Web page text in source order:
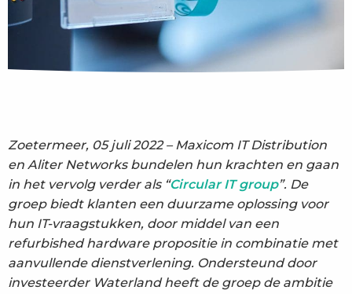
Zoetermeer, 05 juli 2022 – Maxicom IT Distribution
en Aliter Networks bundelen hun krachten en gaan
in het vervolg verder als “Circular IT group”. De
groep biedt klanten een duurzame oplossing voor
hun IT-vraagstukken, door middel van een
refurbished hardware propositie in combinatie met
aanvullende dienstverlening. Ondersteund door
investeerder Waterland heeft de groep de ambitie